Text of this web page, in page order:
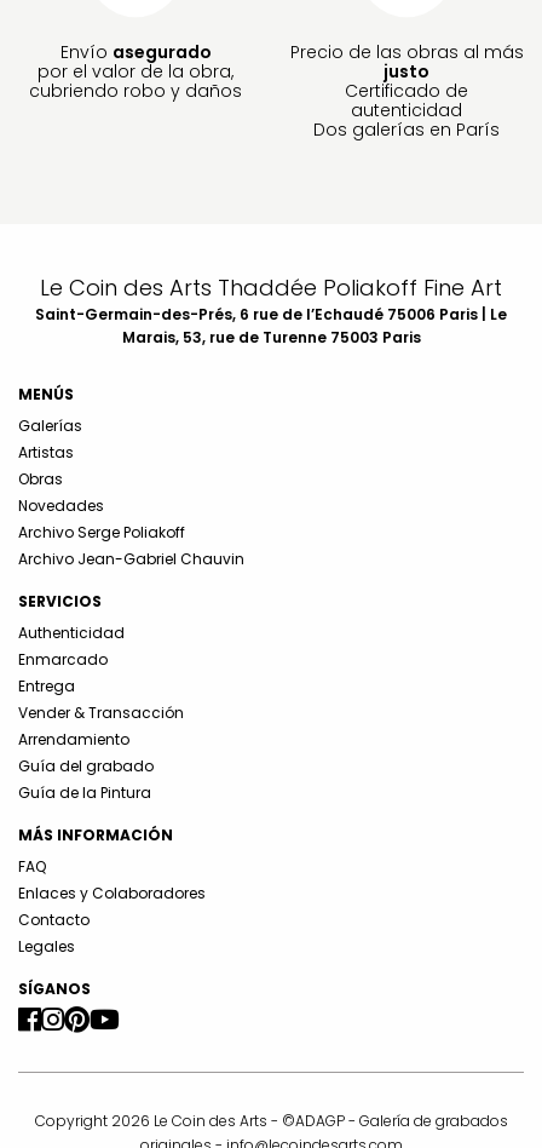
Envío asegurado
por el valor de la obra,
cubriendo robo y daños
Precio de las obras al más
justo
Certificado de
autenticidad
Dos galerías en París
Le Coin des Arts Thaddée Poliakoff Fine Art
Saint-Germain-des-Prés, 6 rue de l’Echaudé 75006 Paris | Le
Marais, 53, rue de Turenne 75003 Paris
MENÚS
Galerías
Artistas
Obras
Novedades
Archivo Serge Poliakoff
Archivo Jean-Gabriel Chauvin
SERVICIOS
Authenticidad
Enmarcado
Entrega
Vender & Transacción
Arrendamiento
Guía del grabado
Guía de la Pintura
MÁS INFORMACIÓN
FAQ
Enlaces y Colaboradores
Contacto
Legales
SÍGANOS
Copyright 2026 Le Coin des Arts - ©ADAGP - Galería de grabados